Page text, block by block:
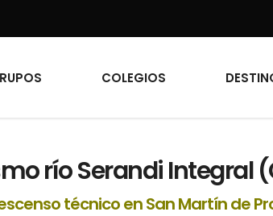
COLEGIOS
río Serandi Integral
técnico en San Martín de